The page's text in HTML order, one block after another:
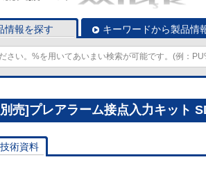
情報を探す キーワードから製品情
売]プレアラーム接点入力キット
技術資料